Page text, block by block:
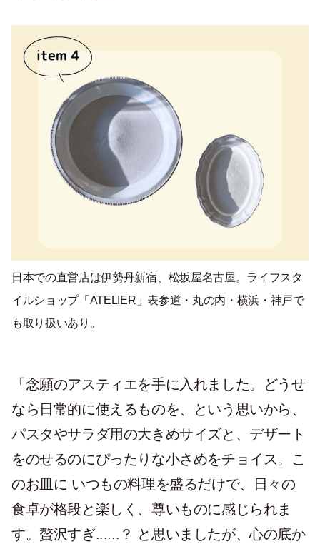
日本での直営店は伊勢丹新宿、松坂屋名古屋。ライフスタ
イルショップ「ATELIER」表参道・丸の内・横浜・神戸で
も取り扱いあり。
「 念願のアスティエを手に入れました。どうせ
なら日常的に使えるものを、という思いから、
パスタやサラダ用の大きめサイズと、デザート
をのせるのにぴったりな小さめをチョイス。こ
のお皿に いつもの料理を盛るだけで、日々の
食卓が格段と楽しく、尊いものに感じられま
す。贅沢すぎ......？ と思いましたが、心の底か